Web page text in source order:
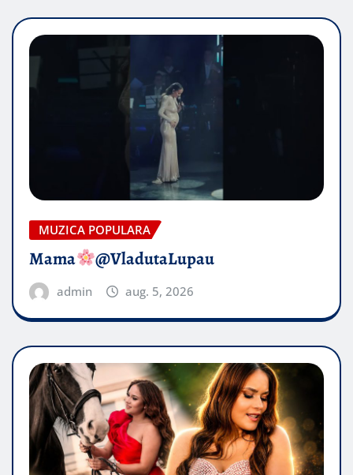
MUZICA POPULARA
Mama @VladutaLupau
admin aug. 5, 2026